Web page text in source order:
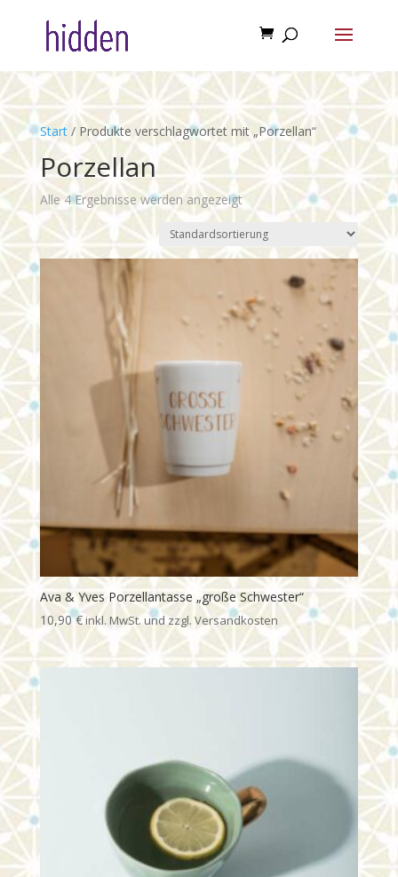
Start/ Produkte verschlagwortet mit „Porzellan“
Porzellan
Alle 4 Ergebnisse werden angezeigt
Ava & Yves Porzellantasse „große Schwester“
10,90€